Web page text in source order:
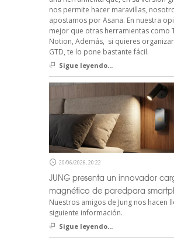
nos permite hacer maravillas,
apostamos por Asana. En nuestra
mejor que otras herramientas como
Notion, Además, si quieres
GTD, te lo pone bastante fácil.
Sigue leyendo...
20/06/2026, 20:22
JUNG presenta un innovador
magnético de paredpara
Nuestros amigos de Jung nos hacen
siguiente información.
Sigue leyendo...